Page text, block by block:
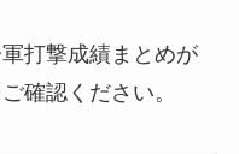
打撃成績まとめが
確認ください。